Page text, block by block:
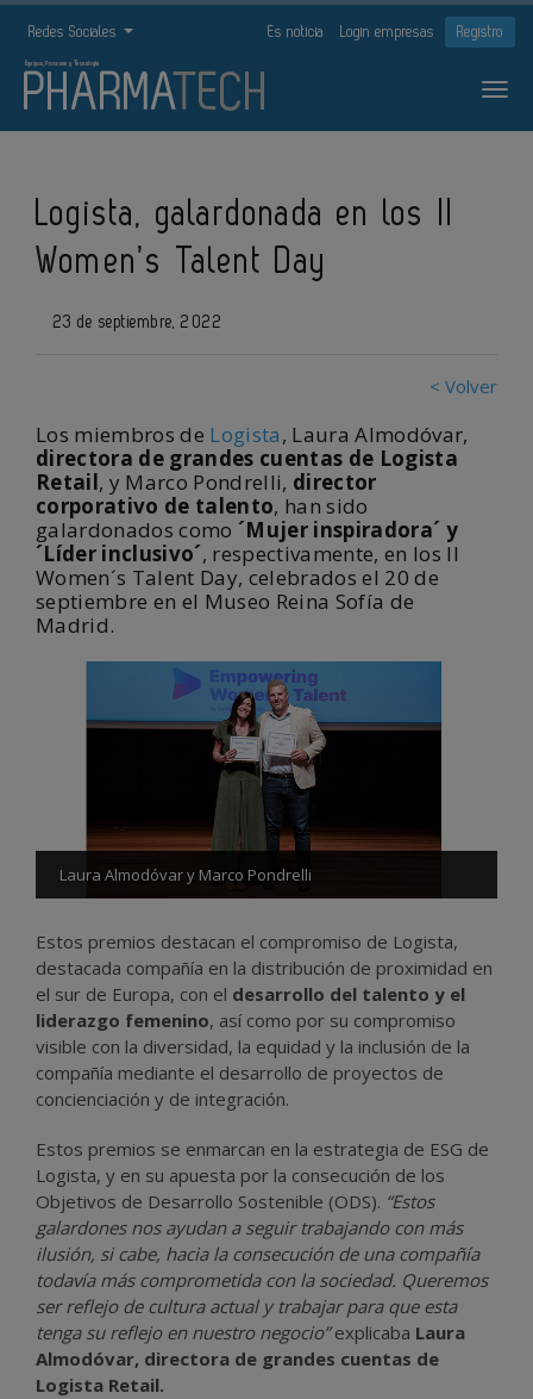
Redes Sociales Es noticia Login empresas Registro
Logista, galardonada en los II
Women’s Talent Day
23 de septiembre, 2022
< Volver
Los miembros de Logista, Laura Almodóvar,
directora de grandes cuentas de Logista
Retail, y Marco Pondrelli, director
corporativo de talento, han sido
galardonados como ´Mujer inspiradora´ y
´Líder inclusivo´, respectivamente, en los II
Women´s Talent Day, celebrados el 20 de
septiembre en el Museo Reina Sofía de
Madrid.
Laura Almodóvar y Marco Pondrelli
Estos premios destacan el compromiso de Logista,
destacada compañía en la distribución de proximidad en
el sur de Europa, con el desarrollo del talento y el
liderazgo femenino, así como por su compromiso
visible con la diversidad, la equidad y la inclusión de la
compañía mediante el desarrollo de proyectos de
concienciación y de integración.
Estos premios se enmarcan en la estrategia de ESG de
Logista, y en su apuesta por la consecución de los
Objetivos de Desarrollo Sostenible (ODS). “Estos
galardones nos ayudan a seguir trabajando con más
ilusión, si cabe, hacia la consecución de una compañía
todavía más comprometida con la sociedad. Queremos
ser reflejo de cultura actual y trabajar para que esta
tenga su reflejo en nuestro negocio”explicaba Laura
Almodóvar, directora de grandes cuentas de
Logista Retail.